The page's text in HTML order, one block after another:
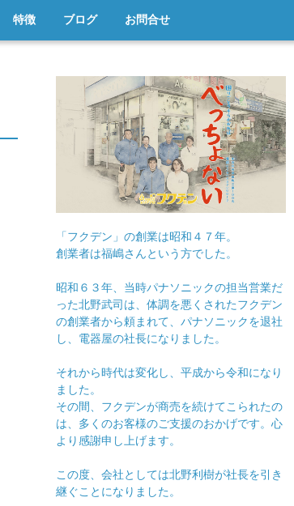
特徴 ブログ お問合せ
「フクデン」の創業は昭和４７年。
創業者は福嶋さんという方でした。
昭和６３年、当時パナソニックの担当営業だ
った北野武司は、体調を悪くされたフクデン
の創業者から頼まれて、パナソニックを退社
し、電器屋の社長になりました。
それから時代は変化し、平成から令和になり
ました。
その間、フクデンが商売を続けてこられたの
は、多くのお客様のご支援のおかげです。心
より感謝申し上げます。
この度、会社としては北野利樹が社長を引き
継ぐことになりました。